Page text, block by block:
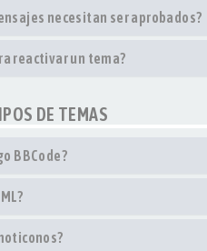
necesitan ser aprobados?
reactivar un tema?
DE TEMAS
BBCode?